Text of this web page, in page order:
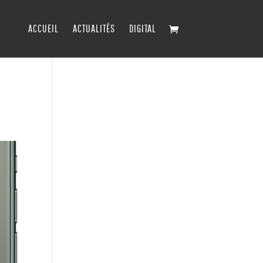
ACCUEIL ACTUALITÉS DIGITAL